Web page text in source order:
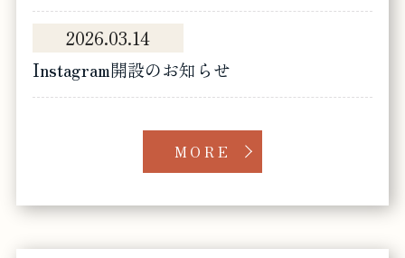
2026.03.14
Instagram開設のお知らせ
MORE